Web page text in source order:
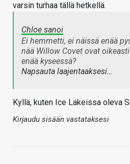
varsin turhaa tällä hetkellä.
Chloe sanoi
Ei hemmetti, ei näissä enää
nää Willow Covet ovat
enää kyseessä?
Napsauta laajentaaksesi…
Kyllä, kuten Ice Lakeissa oleva
Kirjaudu sisään vastataksesi